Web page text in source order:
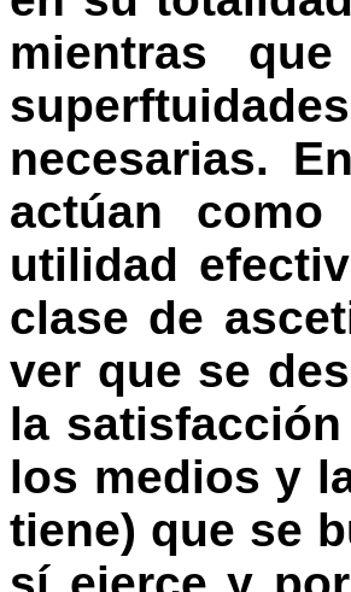
mientras
necesarias.
actúan
utilidad
clase de
ver que se
la
los medios y
tiene) que se